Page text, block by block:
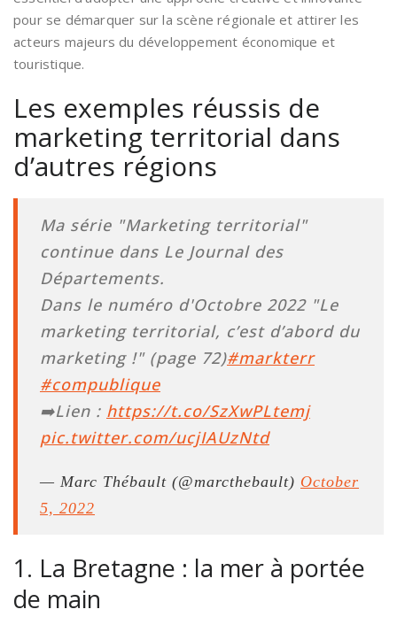
pour se démarquer sur la scène régionale et attirer les
acteurs majeurs du développement économique et
touristique.
Les exemples réussis de
marketing territorial dans
d’autres régions
Ma série "Marketing territorial"
continue dans Le Journal des
Départements.
Dans le numéro d'Octobre 2022 "Le
marketing territorial, c’est d’abord du
marketing !" (page 72)#markterr
#compublique
➡️Lien : https://t.co/SzXwPLtemj
pic.twitter.com/ucjIAUzNtd
— Marc Thébault (@marcthebault) October
5, 2022
1. La Bretagne : la mer à portée
de main